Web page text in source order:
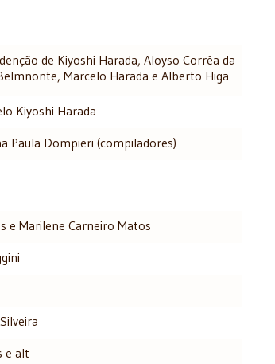
de Kiyoshi Harada, Aloyso Corrêa da
Marcelo Harada e Alberto Higa
Kiyoshi Harada
Paula Dompieri (compiladores)
e Marilene Carneiro Matos
e alt